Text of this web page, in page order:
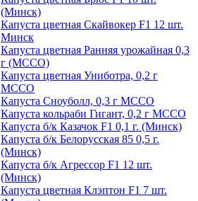
(Минск)
Капуста цветная Скайвокер F1 12 шт.
Минск
Капуста цветная Ранняя урожайная 0,3
г (МССО)
Капуста цветная Униботра, 0,2 г
МССО
Капуста Сноуболл, 0,3 г МССО
Капуста кольраби Гигант, 0,2 г МССО
Капуста б/к Казачок F1 0,1 г. (Минск)
Капуста б/к Белорусская 85 0,5 г.
(Минск)
Капуста б/к Агрессор F1 12 шт.
(Минск)
Капуста цветная Клэптон F1 7 шт.